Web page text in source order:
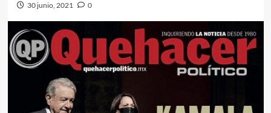
30 junio, 2021 0